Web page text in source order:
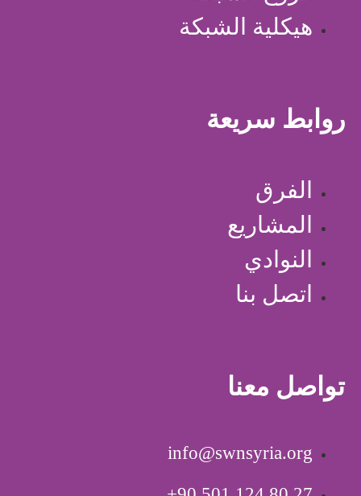
هيكلية الشبكة
روابط سريعة
الفرق
المشاريع
النوادي
اتصل بنا
تواصل معنا
info@swnsyria.org